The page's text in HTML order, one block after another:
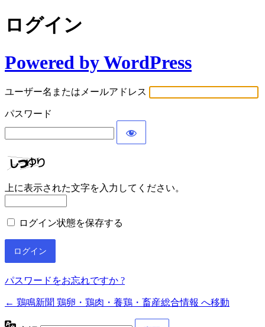
ログイン
Powered by WordPress
ユーザー名またはメールアドレス
パスワード
上に表示された文字を入力してください。
ログイン状態を保存する
パスワードをお忘れですか ?
← 鶏鳴新聞 鶏卵・鶏肉・養鶏・畜産総合情報 へ移動